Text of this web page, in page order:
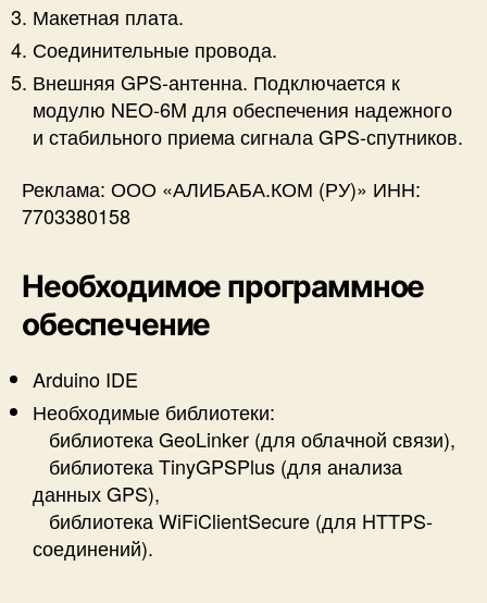
Макетная плата.
Соединительные провода.
Внешняя GPS-антенна. Подключается к
модулю NEO-6M для обеспечения надежного
и стабильного приема сигнала GPS-спутников.
Реклама: ООО «АЛИБАБА.КОМ (РУ)» ИНН:
7703380158
Необходимое программное
обеспечение
Arduino IDE
Необходимые библиотеки:
библиотека GeoLinker (для облачной связи),
библиотека TinyGPSPlus (для анализа
данных GPS),
библиотека WiFiClientSecure (для HTTPS-
соединений).